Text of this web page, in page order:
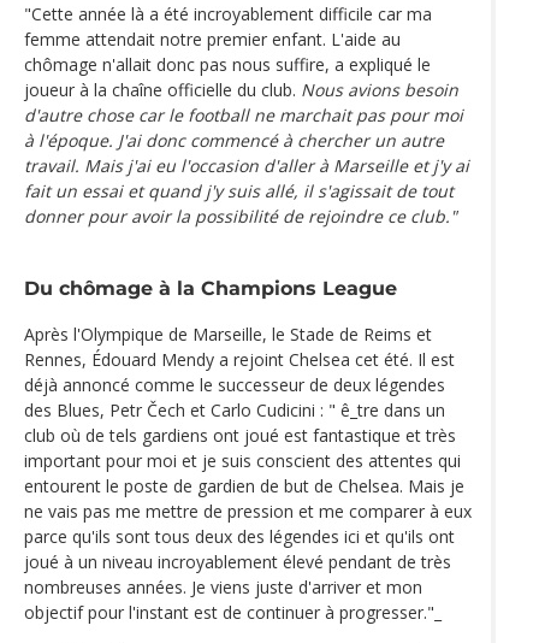
"Cette année là a été incroyablement difficile car ma
femme attendait notre premier enfant. L'aide au
chômage n'allait donc pas nous suffire, a expliqué le
joueur à la chaîne officielle du club. Nous avions besoin
d'autre chose car le football ne marchait pas pour moi
à l'époque. J'ai donc commencé à chercher un autre
travail. Mais j'ai eu l'occasion d'aller à Marseille et j'y ai
fait un essai et quand j'y suis allé, il s'agissait de tout
donner pour avoir la possibilité de rejoindre ce club."
Du chômage à la Champions League
Après l'Olympique de Marseille, le Stade de Reims et
Rennes, Édouard Mendy a rejoint Chelsea cet été. Il est
déjà annoncé comme le successeur de deux légendes
des Blues, Petr Čech et Carlo Cudicini : " ê_tre dans un
club où de tels gardiens ont joué est fantastique et très
important pour moi et je suis conscient des attentes qui
entourent le poste de gardien de but de Chelsea. Mais je
ne vais pas me mettre de pression et me comparer à eux
parce qu'ils sont tous deux des légendes ici et qu'ils ont
joué à un niveau incroyablement élevé pendant de très
nombreuses années. Je viens juste d'arriver et mon
objectif pour l'instant est de continuer à progresser."_